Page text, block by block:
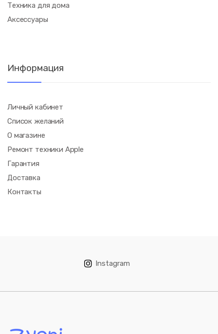
Техника для дома
Аксессуары
Информация
Личный кабинет
Список желаний
О магазине
Ремонт техники Apple
Гарантия
Доставка
Контакты
Instagram